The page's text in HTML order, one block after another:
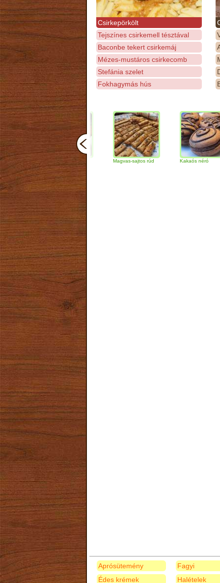
Csirkepörkölt
Tejszínes csirkemell tésztával
Baconbe tekert csirkemáj
Mézes-mustáros csirkecomb
Stefánia szelet
Fokhagymás hús
Csokoládés-diós
szendvics
Magvas-sajtos rúd Kakaós néró
Aprósütemény
Édes krémek
Fagyi
Halételek